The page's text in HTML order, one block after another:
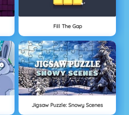
Fill The Gap
Jigsaw Puzzle: Snowy Scenes